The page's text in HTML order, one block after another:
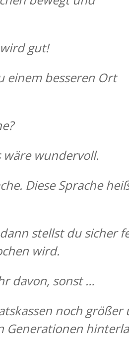
gut!
einem besseren Ort
wäre wundervoll.
Diese Sprache
stellst du sicher
wird.
davon, sonst …
noch größer
Generationen